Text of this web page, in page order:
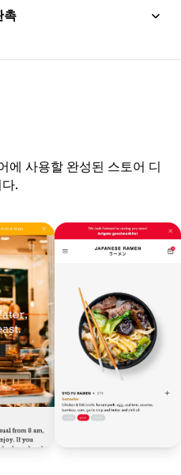
촉
에 사용할 완성된 스토어 디
.